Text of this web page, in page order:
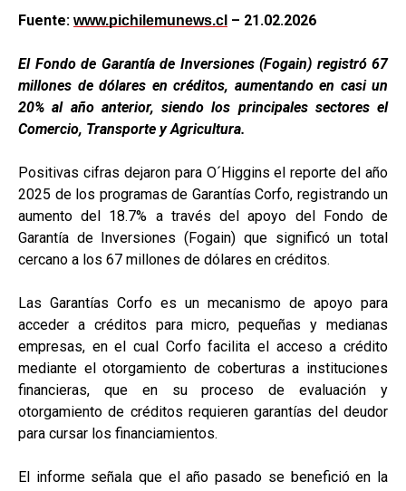
Fuente: www.pichilemunews.cl – 21.02.2026
El Fondo de Garantía de Inversiones (Fogain) registró 67
millones de dólares en créditos, aumentando en casi un
20% al año anterior, siendo los principales sectores el
Comercio, Transporte y Agricultura.
Positivas cifras dejaron para O´Higgins el reporte del año
2025 de los programas de Garantías Corfo, registrando un
aumento del 18.7% a través del apoyo del Fondo de
Garantía de Inversiones (Fogain) que significó un total
cercano a los 67 millones de dólares en créditos.
Las Garantías Corfo es un mecanismo de apoyo para
acceder a créditos para micro, pequeñas y medianas
empresas, en el cual Corfo facilita el acceso a crédito
mediante el otorgamiento de coberturas a instituciones
financieras, que en su proceso de evaluación y
otorgamiento de créditos requieren garantías del deudor
para cursar los financiamientos.
El informe señala que el año pasado se benefició en la